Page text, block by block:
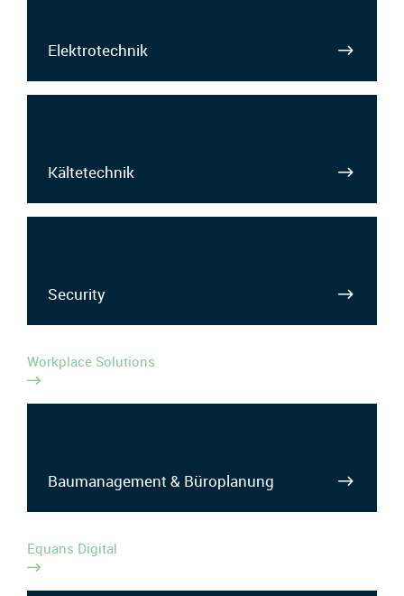
Elektrotechnik
Kältetechnik
Security
Workplace Solutions
Baumanagement & Büroplanung
Equans Digital